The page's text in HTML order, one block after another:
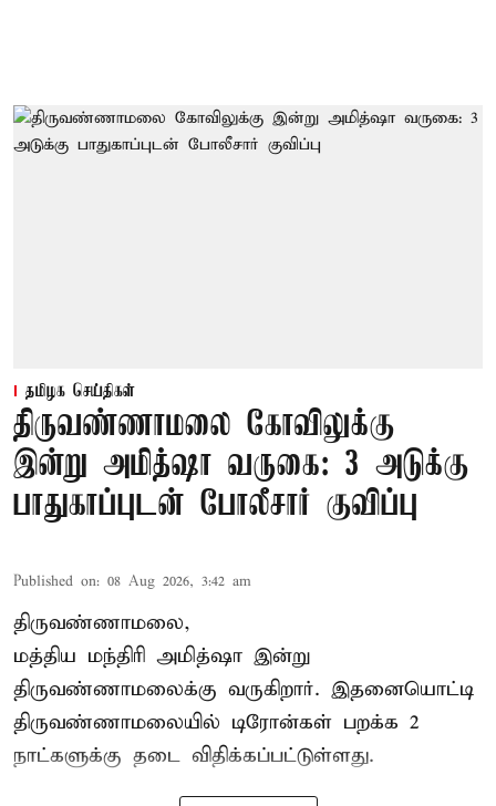
தமிழக செய்திகள்
திருவண்ணாமலை கோவிலுக்கு
இன்று அமித்ஷா வருகை: 3 அடுக்கு
பாதுகாப்புடன் போலீசார் குவிப்பு
Published on: 08 Aug 2026, 3:42 am
திருவண்ணாமலை,
மத்திய மந்திரி அமித்ஷா இன்று
திருவண்ணாமலைக்கு வருகிறார். இதனையொட்டி
திருவண்ணாமலையில் டிரோன்கள் பறக்க 2
நாட்களுக்கு தடை விதிக்கப்பட்டுள்ளது.